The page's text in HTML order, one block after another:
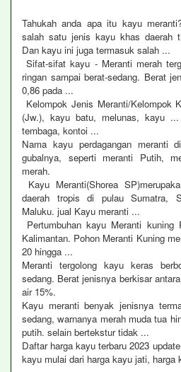
Tahukah anda apa itu kayu
salah satu jenis kayu khas daerah
Dan kayu ini juga termasuk salah ...
Sifat-sifat kayu - Meranti merah
ringan sampai berat-sedang. Berat
0,86 pada ...
Kelompok Jenis Meranti/Kelompok
(Jw.), kayu batu, melunas, kayu
tembaga, kontoi ...
Nama kayu perdagangan meranti
gubalnya, seperti meranti Putih,
merah.
Kayu Meranti(Shorea
daerah tropis di pulau Sumatra,
Maluku. jual Kayu meranti ...
Pertumbuhan kayu Meranti kuning
Kalimantan. Pohon Meranti Kuning
20 hingga ...
Meranti tergolong kayu keras
sedang. Berat jenisnya berkisar
air 15%.
Kayu meranti benyak jenisnya
sedang, warnanya merah muda tua
putih. selain bertekstur tidak ...
Daftar harga kayu terbaru 2023
kayu mulai dari harga kayu jati, harga